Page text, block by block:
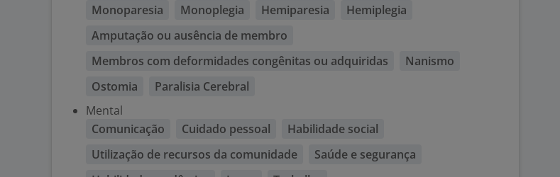
Monoparesia
Monoplegia Hemiparesia
Hemiplegia
Amputação ou ausência de membro
Membros com deformidades congênitas ou adquiridas
Nanismo
Ostomia
Paralisia Cerebral
Mental
Comunicação
Cuidado pessoal
Habilidade social
Utilização de recursos da comunidade
Saúde e segurança